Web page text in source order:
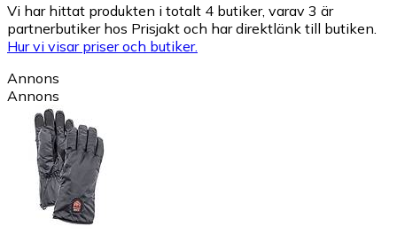
Vi har hittat produkten i totalt 4 butiker, varav 3 är
partnerbutiker hos Prisjakt och har direktlänk till butiken.
Hur vi visar priser och butiker.
Annons
Annons